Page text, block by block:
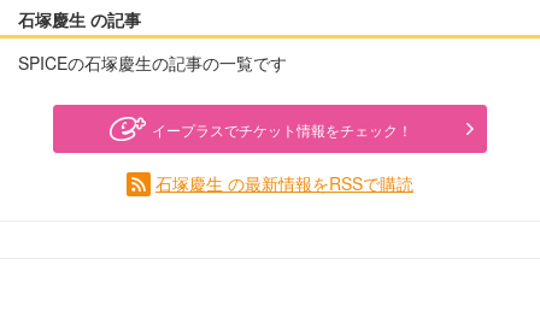
石塚慶生 の記事
SPICEの石塚慶生の記事の一覧です
イープラスでチケット情報をチェック！
石塚慶生 の最新情報をRSSで購読